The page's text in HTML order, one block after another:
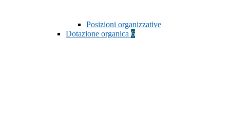
Posizioni organizzative
Dotazione organica 6